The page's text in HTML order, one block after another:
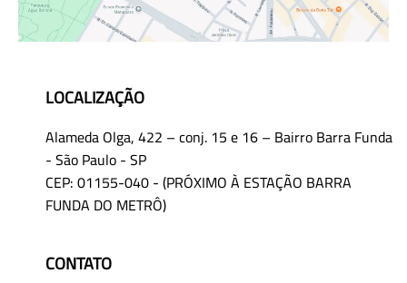
LOCALIZAÇÃO
Alameda Olga, 422 – conj. 15 e 16 – Bairro Barra Funda
- São Paulo - SP
CEP: 01155-040 - (PRÓXIMO À ESTAÇÃO BARRA
FUNDA DO METRÔ)
CONTATO